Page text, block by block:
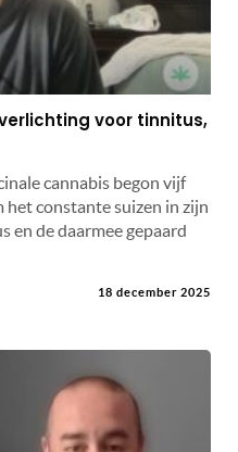
voor tinnitus,
cannabis begon vijf
het constante suizen in zijn
en de daarmee gepaard
18 december 2025